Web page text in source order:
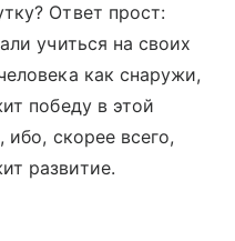
Ответ прост:
учиться на своих
как снаружи,
победу в этой
скорее всего,
развитие.